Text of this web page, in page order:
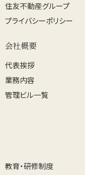
住友不動産グループ
プライバシーポリシー
会社概要
代表挨拶
業務内容
管理ビル一覧
教育・研修制度